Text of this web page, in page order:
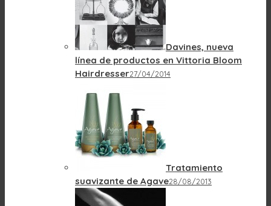
Davines, nueva
línea de productos en Vittoria Bloom
Hairdresser27/04/2014
Tratamiento
suavizante de Agave28/08/2013